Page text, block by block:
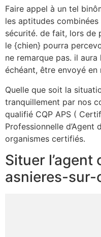
Faire appel à un tel
les aptitudes
sécurité. de fait, lors de
le {chien} pourra
ne remarque pas. il
échéant, être envoyé en
Quelle que soit la
tranquillement par nos
qualifié CQP APS (
Professionnelle
organismes certifiés.
Situer l’agent
asnieres-sur-